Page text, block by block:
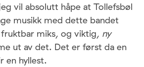
vil absolutt håpe at Tollefsbøl
musikk med dette bandet
miks, og viktig, ny
ut av det. Det er først da en
en hyllest.